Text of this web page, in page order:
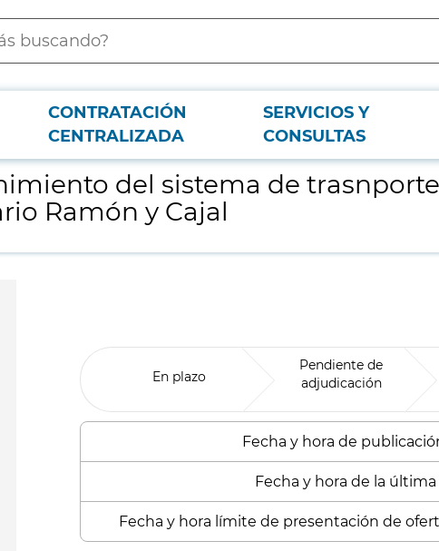
CONTRATACIÓN
CENTRALIZADA
SERVICIOS Y
CONSULTAS
trasnporte neumático de ropa en el Hospital Universitario Ramón y Cajal
del sistema de
Ramón y Cajal
En plazo
Pendiente de
adjudicación
Fecha y hora de
Fecha y hora de la
Fecha y hora límite de presentación de